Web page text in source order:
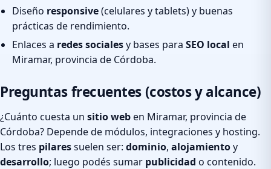
Diseño responsive(celulares y tablets) y buenas
prácticas de rendimiento.
Enlaces a redes socialesy bases para SEO local en
Miramar, provincia de Córdoba.
Preguntas frecuentes (costos y alcance)
¿Cuánto cuesta un sitio weben Miramar, provincia de
Córdoba? Depende de módulos, integraciones y hosting.
Los tres pilaressuelen ser: dominio, alojamientoy
desarrollo; luego podés sumar publicidad o contenido.